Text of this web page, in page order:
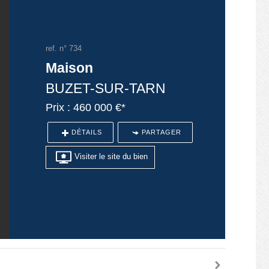
ref. n° 734
Maison
BUZET-SUR-TARN
Prix : 460 000 €*
DÉTAILS PARTAGER
Visiter le site du bien